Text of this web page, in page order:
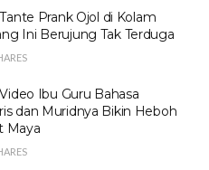
Prank Ojol di Kolam
Ini Berujung Tak Terduga
Ibu Guru Bahasa
dan Muridnya Bikin Heboh
Maya